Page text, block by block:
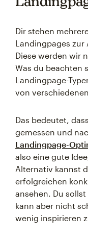
Dir stehen
Landingpages zur
Diese werden wir
Was du beachten
Landingpage-
von
Das bedeutet,
gemessen und
Landingpage-
also eine gute
Alternativ kannst
erfolgreichen
ansehen. Du
kann aber nicht
wenig inspirieren